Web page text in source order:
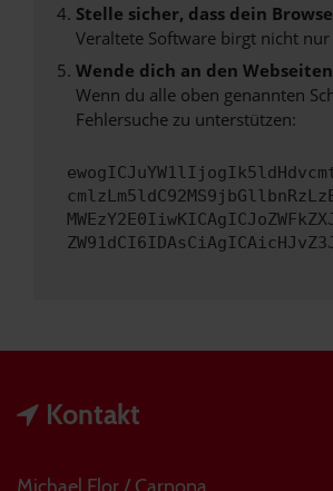
Stelle sicher, dass dein
Veraltete Software birgt nicht
Wende dich an den
Wenn du alle oben genannten
Fehlersuche zu unterstützen:
Kontakt